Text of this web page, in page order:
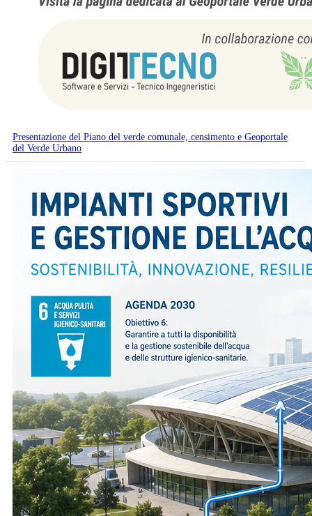
Presentazione del Piano del verde comunale, censimento e Geoportale
del Verde Urbano